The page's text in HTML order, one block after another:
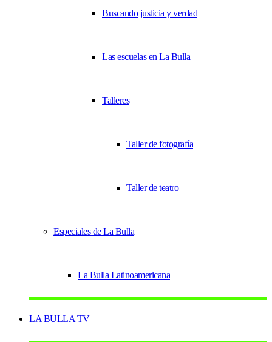
Buscando justicia y verdad
Las escuelas en La Bulla
Talleres
Taller de fotografía
Taller de teatro
Especiales de La Bulla
La Bulla Latinoamericana
LA BULLA TV